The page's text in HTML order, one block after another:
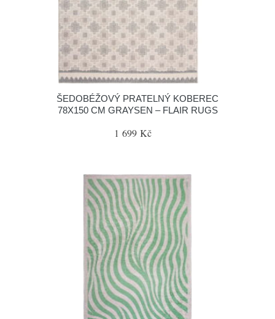
ŠEDOBÉŽOVÝ PRATELNÝ KOBEREC
78X150 CM GRAYSEN – FLAIR RUGS
1 699 Kč